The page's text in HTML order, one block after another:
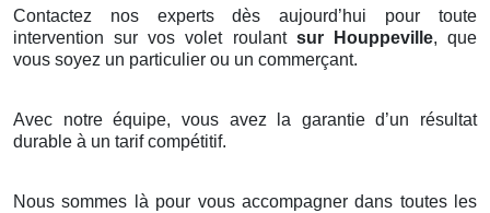
Contactez nos experts dès aujourd’hui pour toute
intervention sur vos volet roulant sur Houppeville, que
vous soyez un particulier ou un commerçant.
Avec notre équipe, vous avez la garantie d’un résultat
durable à un tarif compétitif.
Nous sommes là pour vous accompagner dans toutes les